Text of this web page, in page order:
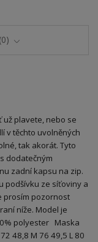
0
už plavete, nebo se
v těchto uvolněných
tak akorát. Tyto
dodatečným
zadní kapsu na zip.
podšívku ze síťoviny a
prosím pozornost
níže. Model je
polyester Maska
48,8 M 76 49,5 L 80